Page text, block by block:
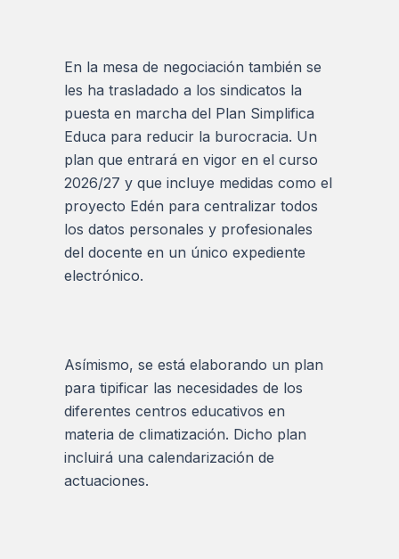
En la mesa de negociación también se
les ha trasladado a los sindicatos la
puesta en marcha del Plan Simplifica
Educa para reducir la burocracia. Un
plan que entrará en vigor en el curso
2026/27 y que incluye medidas como el
proyecto Edén para centralizar todos
los datos personales y profesionales
del docente en un único expediente
electrónico.
Asímismo, se está elaborando un plan
para tipificar las necesidades de los
diferentes centros educativos en
materia de climatización. Dicho plan
incluirá una calendarización de
actuaciones.